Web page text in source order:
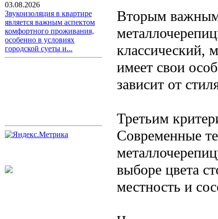
03.08.2026
Звукоизоляция в квартире
является важным аспектом
комфортного проживания,
особенно в условиях
городской суеты и...
Вторым важным
классический,
имеет свои
зависит от
Третьим
Современные
выборе цвета
местность и